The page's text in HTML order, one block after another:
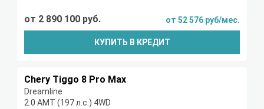
от 2 890 100 руб. от 52 576 руб/мес.
КУПИТЬ В КРЕДИТ
Chery Tiggo 8 Pro Max
Dreamline
2.0 AMT (197 л.с.) 4WD